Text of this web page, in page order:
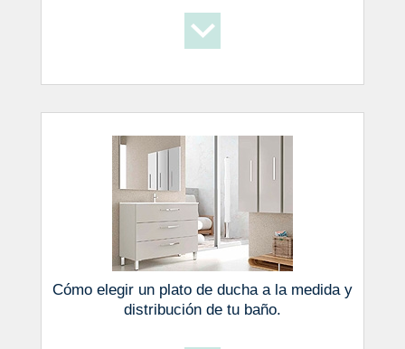
Cómo elegir un plato de ducha a la medida y
distribución de tu baño.